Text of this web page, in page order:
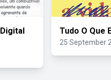
Tudo O Que
25 September